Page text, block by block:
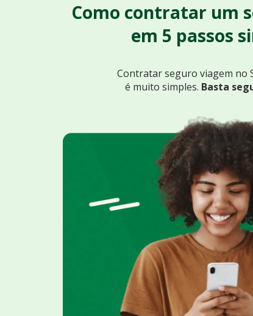
Como contratar um
em 5 passos
Contratar seguro viagem no
é muito simples. Basta